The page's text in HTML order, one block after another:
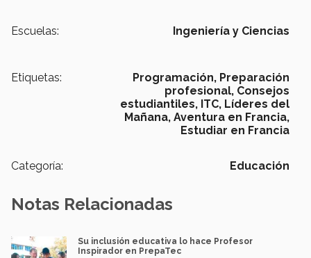
Escuelas: Ingeniería y Ciencias
Etiquetas: Programación, Preparación
profesional, Consejos
estudiantiles, ITC, Líderes del
Mañana, Aventura en Francia,
Estudiar en Francia
Categoría: Educación
Notas Relacionadas
Su inclusión educativa lo hace Profesor
Inspirador en PrepaTec